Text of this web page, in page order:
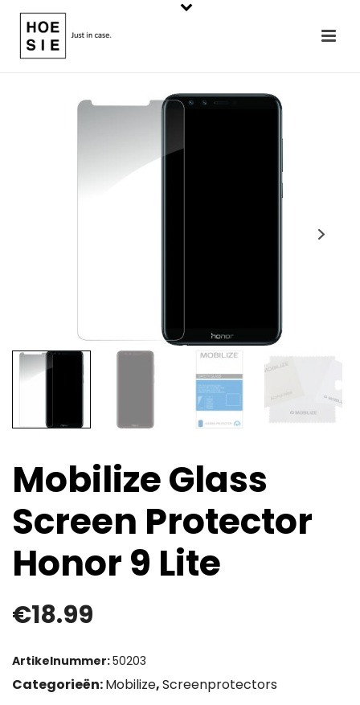
Mobilize Glass
Screen Protector
Honor 9 Lite
€18.99
Artikelnummer:50203
Categorieën:Mobilize,Screenprotectors